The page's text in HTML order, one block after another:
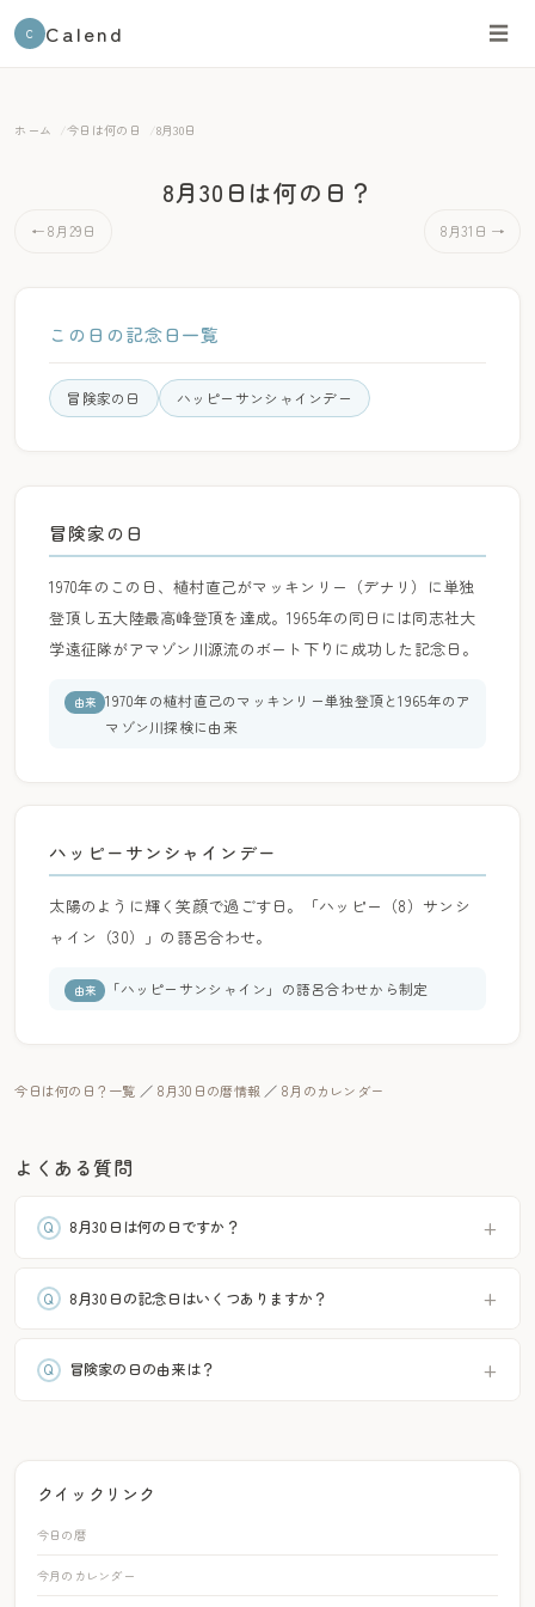
C Calend ☰
ホーム 今日は何の日 8月30日
← 8月29日
8月30日は何の日？
8月31日 →
この日の記念日一覧
冒険家の日 ハッピーサンシャインデー
冒険家の日
1970年のこの日、植村直己がマッキンリー（デナリ）に単独
登頂し五大陸最高峰登頂を達成。1965年の同日には同志社大
学遠征隊がアマゾン川源流のボート下りに成功した記念日。
由来 1970年の植村直己のマッキンリー単独登頂と1965年のア
マゾン川探検に由来
ハッピーサンシャインデー
太陽のように輝く笑顔で過ごす日。「ハッピー（8）サンシ
ャイン（30）」の語呂合わせ。
由来 「ハッピーサンシャイン」の語呂合わせから制定
今日は何の日？一覧 ／ 8月30日の暦情報 ／ 8月のカレンダー
よくある質問
8月30日は何の日ですか？
8月30日の記念日はいくつありますか？
冒険家の日の由来は？
クイックリンク
今日の暦
今月のカレンダー